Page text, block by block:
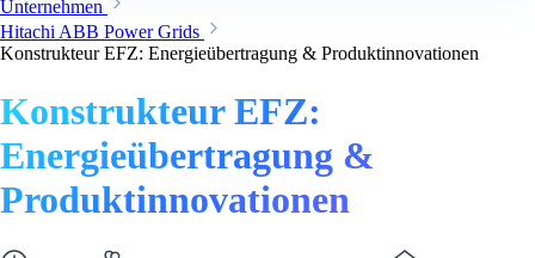
Unternehmen
Hitachi ABB Power Grids
Konstrukteur EFZ: Energieübertragung & Produktinnovationen
Konstrukteur EFZ:
Energieübertragung &
Produktinnovationen